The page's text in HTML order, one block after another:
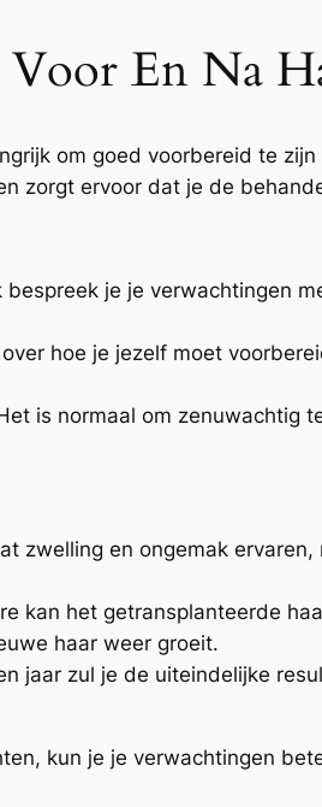
En Na
om goed voorbereid te
zorgt ervoor dat je de
je je verwachtingen
hoe je jezelf moet
is normaal om
zwelling en ongemak
kan het getransplanteerde
haar weer groeit.
jaar zul je de uiteindelijke
kun je je verwachtingen